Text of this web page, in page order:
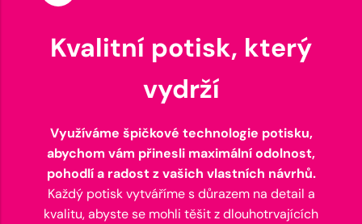
Kvalitní potisk, který
vydrží
Využíváme špičkové technologie potisku,
abychom vám přinesli maximální odolnost,
pohodlí a radost z vašich vlastních návrhů.
Každý potisk vytváříme s důrazem na detail a
kvalitu, abyste se mohli těšit z dlouhotrvajících